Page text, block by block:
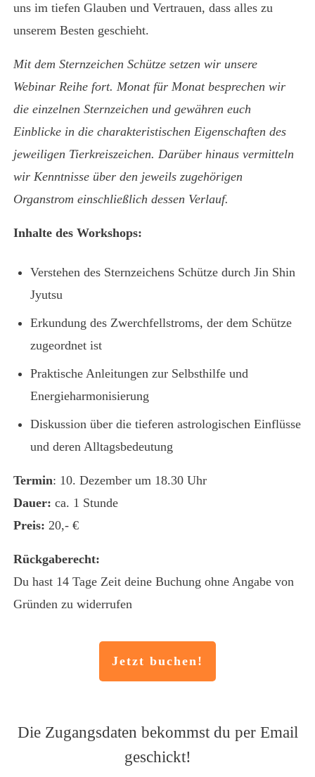
uns im tiefen Glauben und Vertrauen, dass alles zu
unserem Besten geschieht.
Mit dem Sternzeichen Schütze setzen wir unsere
Webinar Reihe fort. Monat für Monat besprechen wir
die einzelnen Sternzeichen und gewähren euch
Einblicke in die charakteristischen Eigenschaften des
jeweiligen Tierkreiszeichen. Darüber hinaus vermitteln
wir Kenntnisse über den jeweils zugehörigen
Organstrom einschließlich dessen Verlauf.
Inhalte des Workshops:
Verstehen des Sternzeichens Schütze durch Jin Shin
Jyutsu
Erkundung des Zwerchfellstroms, der dem Schütze
zugeordnet ist
Praktische Anleitungen zur Selbsthilfe und
Energieharmonisierung
Diskussion über die tieferen astrologischen Einflüsse
und deren Alltagsbedeutung
Termin: 10. Dezember um 18.30 Uhr
Dauer: ca. 1 Stunde
Preis: 20,- €
Rückgaberecht:
Du hast 14 Tage Zeit deine Buchung ohne Angabe von
Gründen zu widerrufen
Jetzt buchen!
Die Zugangsdaten bekommst du per Email
geschickt!